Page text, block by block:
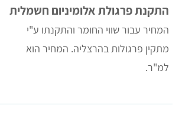
התקנת פרגולת אלומיניום חשמלית
המחיר עבור שווי החומר והתקנתו ע"י
מתקין פרגולות בהרצליה. המחיר הוא
למ"ר.